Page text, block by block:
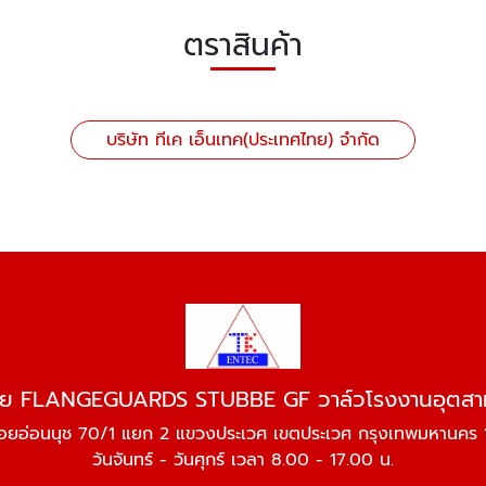
ตราสินค้า
บริษัท ทีเค เอ็นเทค(ประเทศไทย) จำกัด
FLANGEGUARDS STUBBE GF วาล์วโรงงานอุตส
ยอ่อนนุช 70/1 แยก 2 แขวงประเวศ เขตประเวศ กรุงเทพมหานคร
วันจันทร์ - วันศุกร์ เวลา 8.00 - 17.00 น.